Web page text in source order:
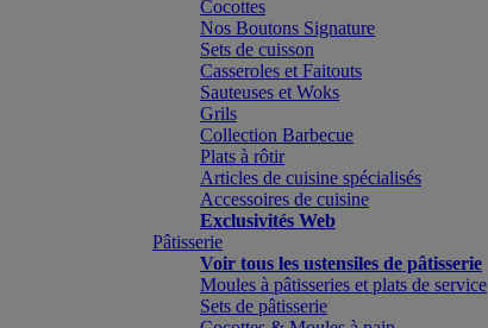
Cocottes
Nos Boutons Signature
Sets de cuisson
Casseroles et Faitouts
Sauteuses et Woks
Grils
Collection Barbecue
Plats à rôtir
Articles de cuisine spécialisés
Accessoires de cuisine
Exclusivités Web
Pâtisserie
Voir tous les ustensiles de pâtisserie
Moules à pâtisseries et plats de service
Sets de pâtisserie